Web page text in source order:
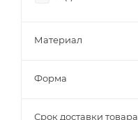
Материал
Форма
Срок доставки товара,